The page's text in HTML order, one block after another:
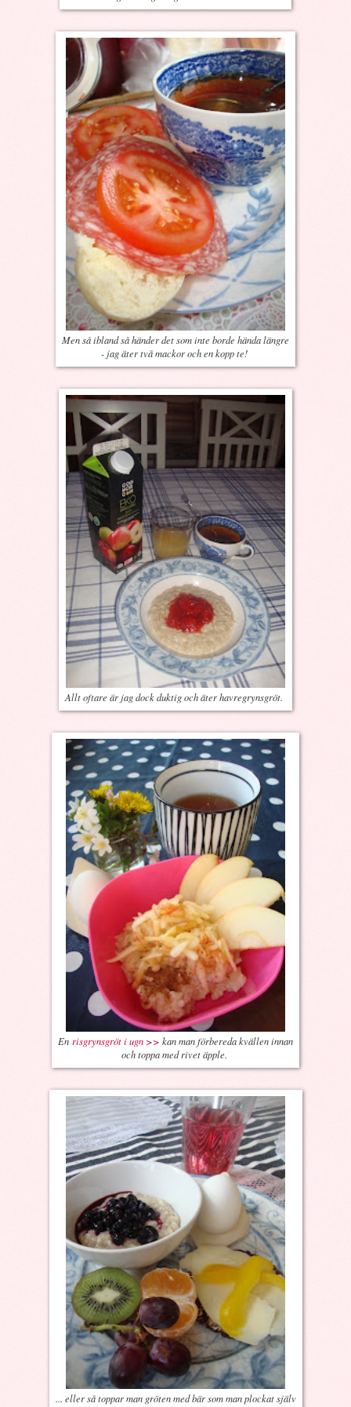
Men så ibland så händer det som inte borde hända längre
- jag äter två mackor och en kopp te!
Allt oftare är jag dock duktig och äter havregrynsgröt.
En risgrynsgröt i ugn >> kan man förbereda kvällen innan
och toppa med rivet äpple.
... eller så toppar man gröten med bär som man plockat själv